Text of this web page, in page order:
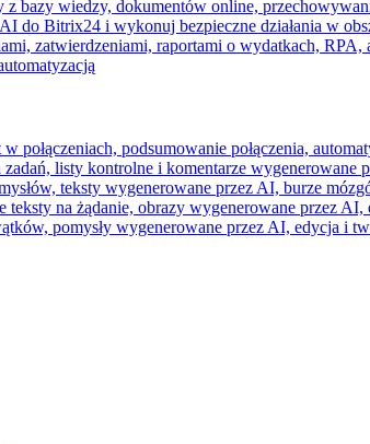
z bazy wiedzy, dokumentów online,
do Bitrix24 i wykonuj bezpieczne działania w
zatwierdzeniami, raportami o wydatkach,
połączeniach, podsumowanie połączenia,
listy kontrolne i komentarze wygenerowane
teksty wygenerowane przez AI, burze
teksty na żądanie, obrazy wygenerowane przez AI,
pomysły wygenerowane przez AI, edycja i